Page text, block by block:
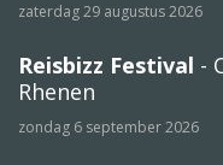
zaterdag 29 augustus 2026
Reisbizz Festival -
Rhenen
zondag 6 september 2026